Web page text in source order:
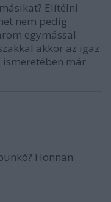
Elítélni
nem pedig
egymással
akkor az igaz
ismeretében már
Honnan